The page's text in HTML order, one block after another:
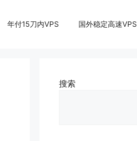
年付15刀内VPS 国外稳定高速VPS
搜索